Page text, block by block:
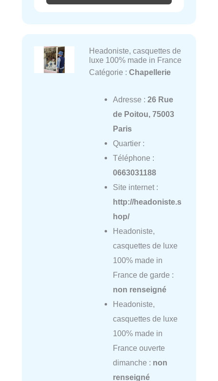
Headoniste, casquettes de
luxe 100% made in France
Catégorie : Chapellerie
Adresse : 26 Rue
de Poitou, 75003
Paris
Quartier :
Téléphone :
0663031188
Site internet :
http://headoniste.s
hop/
Headoniste,
casquettes de luxe
100% made in
France de garde :
non renseigné
Headoniste,
casquettes de luxe
100% made in
France ouverte
dimanche : non
renseigné